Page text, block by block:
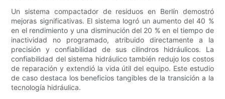
Un sistema compactador de residuos en Berlín demostró
mejoras significativas. El sistema logró un aumento del 40 %
en el rendimiento y una disminución del 20 % en el tiempo de
inactividad no programado, atribuido directamente a la
precisión y confiabilidad de sus cilindros hidráulicos. La
confiabilidad del sistema hidráulico también redujo los costos
de reparación y extendió la vida útil del equipo. Este estudio
de caso destaca los beneficios tangibles de la transición a la
tecnología hidráulica.